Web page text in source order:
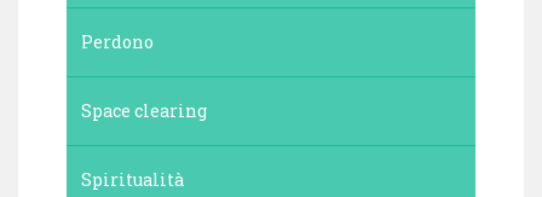
Perdono
Space clearing
Spiritualità